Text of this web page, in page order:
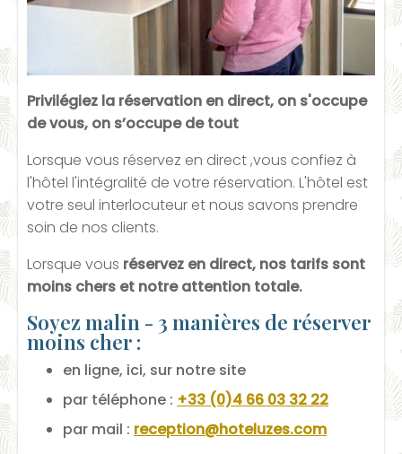
Privilégiez la réservation en direct, on s'occupe
de vous, on s’occupe de tout
Lorsque vous réservez en direct ,vous confiez à
l'hôtel l'intégralité de votre réservation. L'hôtel est
votre seul interlocuteur et nous savons prendre
soin de nos clients.
Lorsque vous réservez en direct, nos tarifs sont
moins chers et notre attention totale.
Soyez malin - 3 manières de réserver
moins cher :
en ligne, ici, sur notre site
par téléphone : +33 (0)4 66 03 32 22
par mail : reception@hoteluzes.com